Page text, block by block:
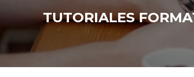
TUTORIALES